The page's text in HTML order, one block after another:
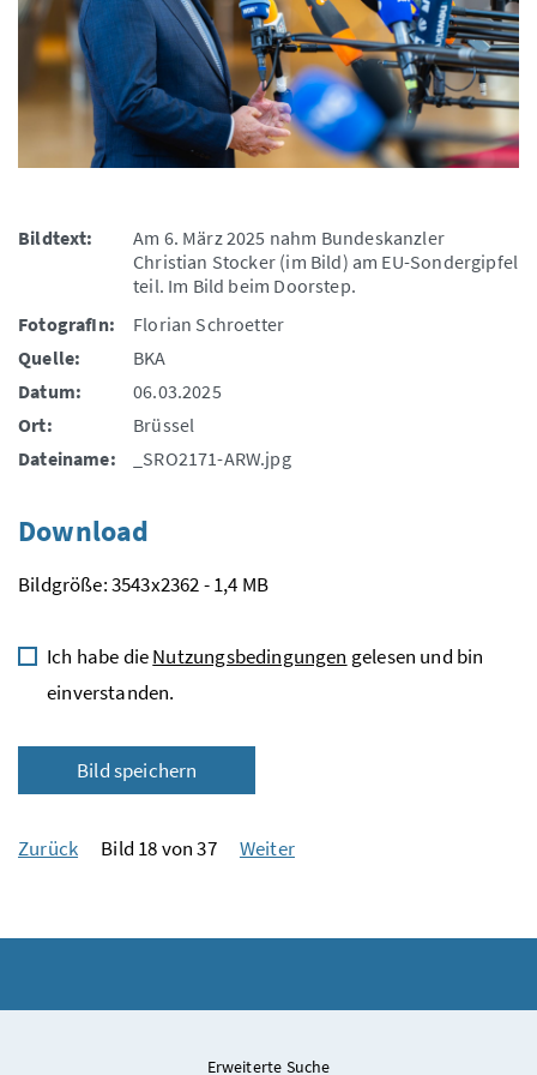
Bildtext:
Am 6. März 2025 nahm Bundeskanzler
Christian Stocker (im Bild) am EU-Sondergipfel
teil. Im Bild beim Doorstep.
FotografIn:
Florian Schroetter
Quelle:
BKA
Datum:
06.03.2025
Ort:
Brüssel
Dateiname:
_SRO2171-ARW.jpg
Download
Bildgröße: 3543x2362 - 1,4 MB
Ich habe dieNutzungsbedingungen gelesen und bin
einverstanden.
Bild speichern
Zurück Bild 18 von 37 Weiter
Erweiterte Suche